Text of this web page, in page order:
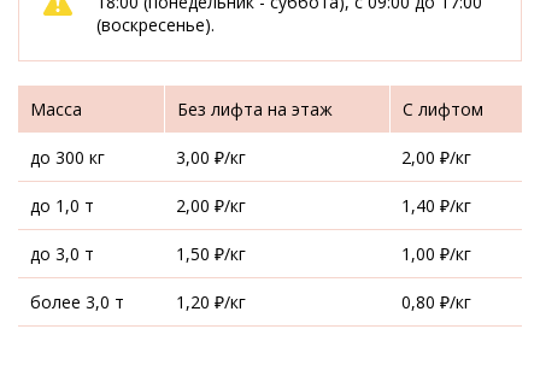
(воскресенье).
Масса Без лифта на этаж С лифтом
до 300 кг 3,00 ₽/кг 2,00 ₽/кг
до 1,0 т 2,00 ₽/кг 1,40 ₽/кг
до 3,0 т 1,50 ₽/кг 1,00 ₽/кг
более 3,0 т 1,20 ₽/кг 0,80 ₽/кг